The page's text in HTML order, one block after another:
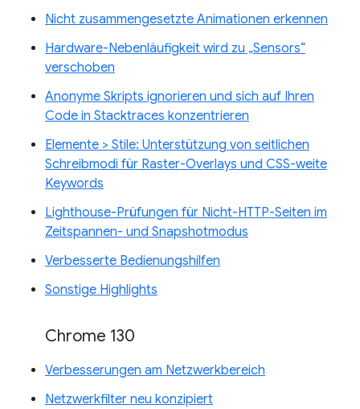
Nicht zusammengesetzte Animationen erkennen
Hardware-Nebenläufigkeit wird zu „Sensors“
verschoben
Anonyme Skripts ignorieren und sich auf Ihren
Code in Stacktraces konzentrieren
Elemente > Stile: Unterstützung von seitlichen
Schreibmodi für Raster-Overlays und CSS-weite
Keywords
Lighthouse-Prüfungen für Nicht-HTTP-Seiten im
Zeitspannen- und Snapshotmodus
Verbesserte Bedienungshilfen
Sonstige Highlights
Chrome 130
Verbesserungen am Netzwerkbereich
Netzwerkfilter neu konzipiert